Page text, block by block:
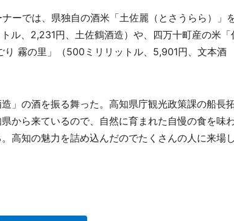
ーでは、県独自の酒米「土佐麗（とさうらら）」
ル、2,231円、土佐鶴酒造）や、四万十町産の米「
霧の里」（500ミリリットル、5,901円、文本酒
」の酒を振る舞った。高知県庁観光政策課の船長
から来ているので、自然に育まれた自慢の食を味
高知の魅力を詰め込んだのでたくさんの人に来場し